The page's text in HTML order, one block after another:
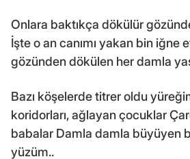
Onlara baktıkça dökülür
İşte o an canımı yakan bin iğne
gözünden dökülen her damla
Bazı köşelerde titrer oldu
koridorları, ağlayan çocuklar
babalar Damla damla büyüyen
yüzüm..